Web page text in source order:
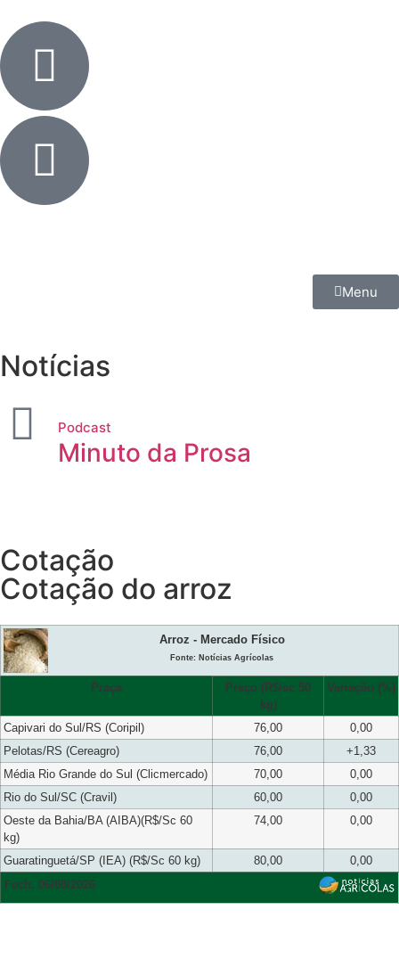
Menu
Notícias
Podcast
Minuto da Prosa
Cotação
Cotação do arroz
Arroz - Mercado Físico
Fonte: Notícias Agrícolas
Praça
Preço (R$/sc 50
kg)
Variação (%)
Capivari do Sul/RS (Coripil) 76,00
0,00
Pelotas/RS (Cereagro)
76,00
+1,33
Média Rio Grande do Sul (Clicmercado)
70,00
0,00
Rio do Sul/SC (Cravil)
60,00
0,00
Oeste da Bahia/BA (AIBA)(R$/Sc 60
kg)
74,00 0,00
Guaratinguetá/SP (IEA) (R$/Sc 60 kg) 80,00
0,00
Fech. 06/08/2026